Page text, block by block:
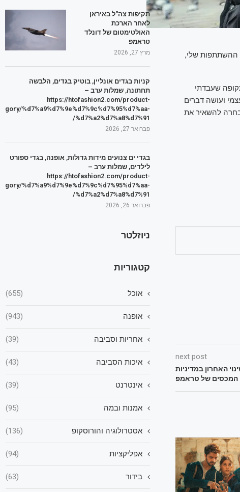
ההשתתפות שלי,
שעבדתי
את עצמי ועושה דברים
בחרה להשאיר את
next post
האחרון במדיניות
המכסים של טראמפ
תקיפות צה"ל באיראן
לאחר הארכת
האולטימטום של דונלד
טראמפ
מרץ 27, 2026
קניות בגדים אונליין, בוטיק בגדים, הלבשה
תחתונה, שמלות ערב –
https://htofashion2.com/product-
%d7%a9%d7%9e%d7%9c%d7%95%d7%aa-
%d7%a2%d7%a8%d7%91/
פברואר 27, 2026
בגדי ים צנועים מידות גדולות, אופנה, בגדי ספורט
לילדים, שמלות ערב –
https://htofashion2.com/product-
%d7%a9%d7%9e%d7%9c%d7%95%d7%aa-
%d7%a2%d7%a8%d7%91/
פברואר 26, 2026
ניוזלטר
קטגוריות
אוכל (655)
אופנה (943)
אחריות וסביבה (39)
איכות הסביבה (43)
אינטרנט (39)
אמנות ובמה (95)
אסטרולוגיה והורוסקופ (136)
אפליקציות (94)
בידור (63)